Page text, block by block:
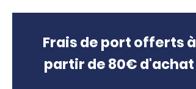
Frais de port offerts à
partir de 80€ d'achat